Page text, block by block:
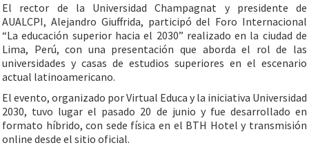
El rector de la Universidad Champagnat y presidente de
AUALCPI, Alejandro Giuffrida, participó del Foro Internacional
“La educación superior hacia el 2030” realizado en la ciudad de
Lima, Perú, con una presentación que aborda el rol de las
universidades y casas de estudios superiores en el escenario
actual latinoamericano.
El evento, organizado por Virtual Educa y la iniciativa Universidad
2030, tuvo lugar el pasado 20 de junio y fue desarrollado en
formato híbrido, con sede física en el BTH Hotel y transmisión
online desde el sitio oficial.